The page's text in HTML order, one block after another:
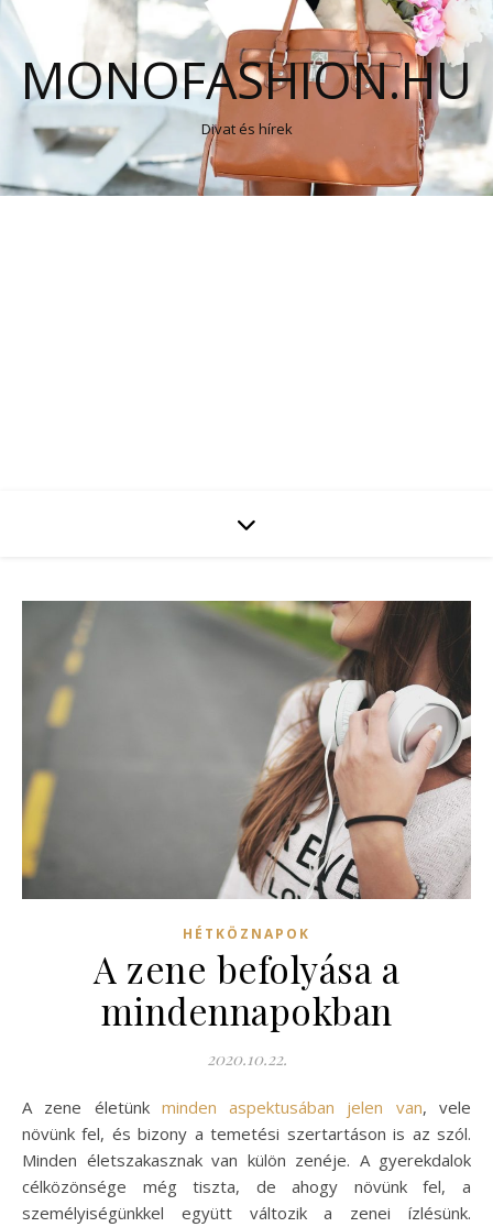
MONOFASHION.HU
Divat és hírek
HÉTKÖZNAPOK
A zene befolyása a
mindennapokban
2020.10.22.
A zene életünk minden aspektusában jelen van, vele
növünk fel, és bizony a temetési szertartáson is az szól.
Minden életszakasznak van külön zenéje. A gyerekdalok
célközönsége még tiszta, de ahogy növünk fel, a
személyiségünkkel együtt változik a zenei ízlésünk.